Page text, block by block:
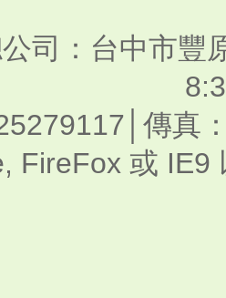
司：台中市豐
傳真
FireFox 或 IE9